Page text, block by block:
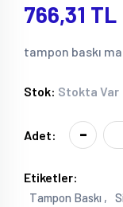
766,31 TL
tampon baskı
Stok: Stokta Var
Adet: -
Etiketler:
Tampon Baskı ,